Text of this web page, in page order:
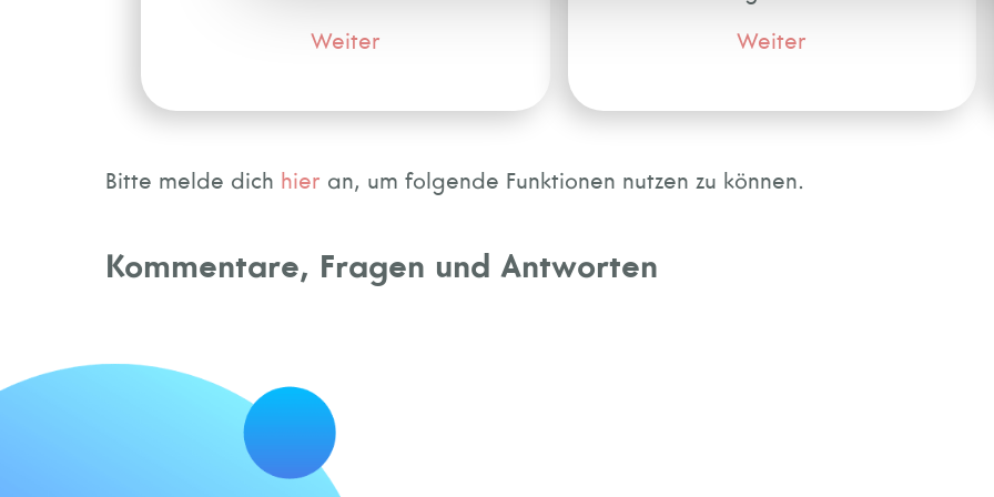
Weiter
Weiter
Bitte melde dich hier an, um folgende Funktionen nutzen zu können.
Kommentare, Fragen und Antworten